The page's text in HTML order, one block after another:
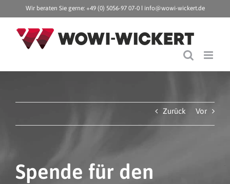
Inhalt
springen
Wir beraten Sie gerne: +49 (0) 5056-97 07-0 ǀ info@wowi-wickert.de
Zurück Vor
Spende für den